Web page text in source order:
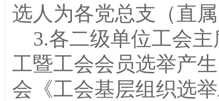
选人为各党总支 （直
3.各二级单位工会
工暨工会会员选举产
会《工会基层组织选